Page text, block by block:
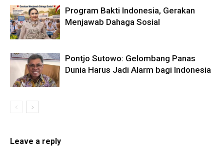
Program Bakti Indonesia, Gerakan
Menjawab Dahaga Sosial
Pontjo Sutowo: Gelombang Panas
Dunia Harus Jadi Alarm bagi Indonesia
Leave a reply